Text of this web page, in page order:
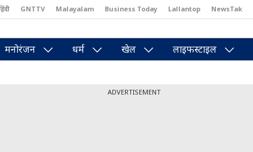
GNTTV Malayalam Business Today Lallantop NewsTak
मनोरंजन धर्म खेल लाइफस्टाइल
ADVERTISEMENT